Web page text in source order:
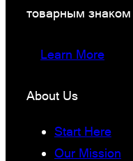
товарным
Learn More
About Us
Start Here
Our Mission